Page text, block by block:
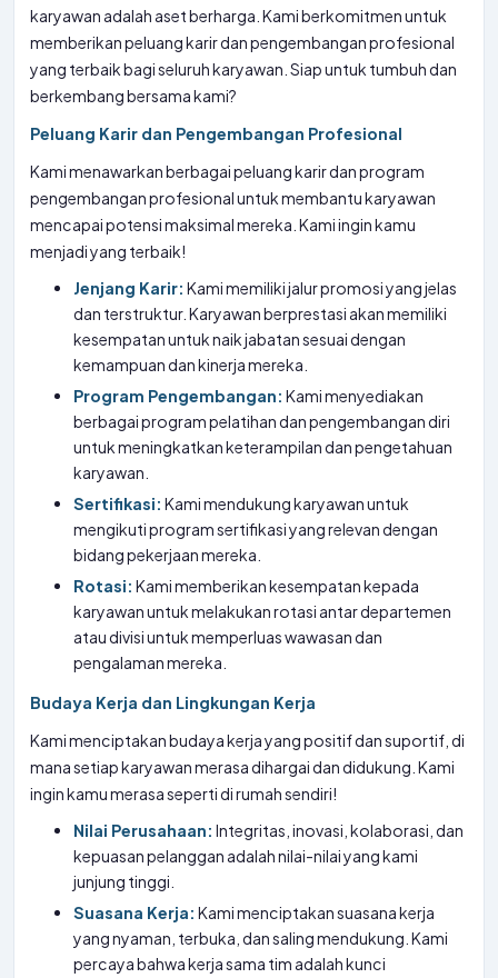
karyawan adalah aset berharga. Kami berkomitmen untuk
memberikan peluang karir dan pengembangan profesional
yang terbaik bagi seluruh karyawan. Siap untuk tumbuh dan
berkembang bersama kami?
Peluang Karir dan Pengembangan Profesional
Kami menawarkan berbagai peluang karir dan program
pengembangan profesional untuk membantu karyawan
mencapai potensi maksimal mereka. Kami ingin kamu
menjadi yang terbaik!
Jenjang Karir: Kami memiliki jalur promosi yang jelas
dan terstruktur. Karyawan berprestasi akan memiliki
kesempatan untuk naik jabatan sesuai dengan
kemampuan dan kinerja mereka.
Program Pengembangan: Kami menyediakan
berbagai program pelatihan dan pengembangan diri
untuk meningkatkan keterampilan dan pengetahuan
karyawan.
Sertifikasi: Kami mendukung karyawan untuk
mengikuti program sertifikasi yang relevan dengan
bidang pekerjaan mereka.
Rotasi: Kami memberikan kesempatan kepada
karyawan untuk melakukan rotasi antar departemen
atau divisi untuk memperluas wawasan dan
pengalaman mereka.
Budaya Kerja dan Lingkungan Kerja
Kami menciptakan budaya kerja yang positif dan suportif, di
mana setiap karyawan merasa dihargai dan didukung. Kami
ingin kamu merasa seperti di rumah sendiri!
Nilai Perusahaan: Integritas, inovasi, kolaborasi, dan
kepuasan pelanggan adalah nilai-nilai yang kami
junjung tinggi.
Suasana Kerja: Kami menciptakan suasana kerja
yang nyaman, terbuka, dan saling mendukung. Kami
percaya bahwa kerja sama tim adalah kunci